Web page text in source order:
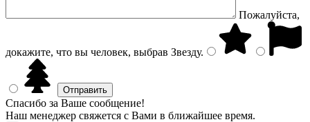
Пожалуйста,
докажите, что вы человек, выбрав Звезду.
Спасибо за Ваше сообщение!
Наш менеджер свяжется с Вами в ближайшее время.